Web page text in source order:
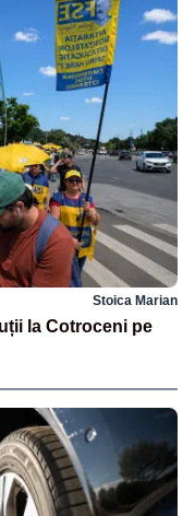
Stoica Marian
la Cotroceni pe